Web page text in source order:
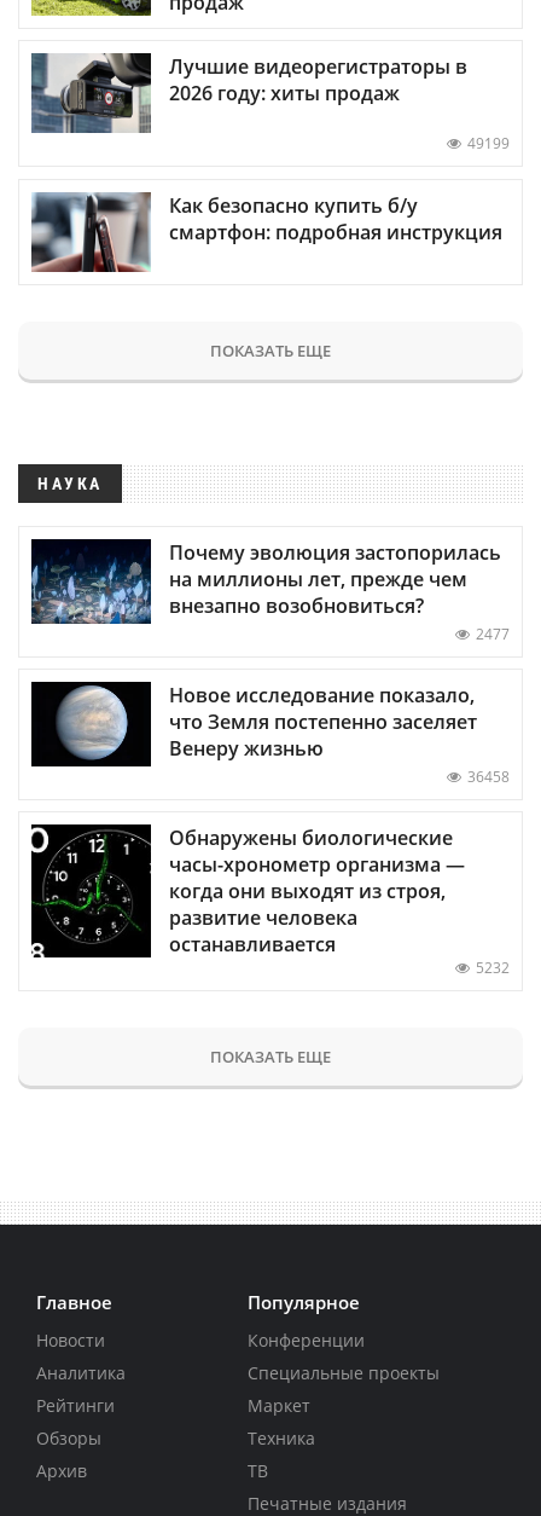
Лучшие видеорегистраторы в
2026 году: хиты продаж
49199
Как безопасно купить б/у
смартфон: подробная инструкция
ПОКАЗАТЬ ЕЩЕ
НАУКА
Почему эволюция застопорилась
на миллионы лет, прежде чем
внезапно возобновиться?
2477
Новое исследование показало,
что Земля постепенно заселяет
Венеру жизнью
36458
Обнаружены биологические
часы-хронометр организма —
когда они выходят из строя,
развитие человека
останавливается
5232
ПОКАЗАТЬ ЕЩЕ
Главное
Новости
Аналитика
Рейтинги
Обзоры
Архив
Популярное
Конференции
Специальные проекты
Маркет
Техника
ТВ
Печатные издания